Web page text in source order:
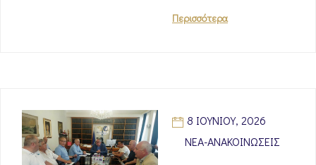
Περισσότερα
8 ΙΟΥΝΊΟΥ, 2026
ΝΈΑ-ΑΝΑΚΟΙΝΏΣΕΙΣ